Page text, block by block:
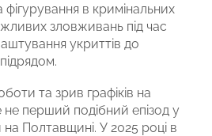
в кримінальних
зловживань під час
укриттів до
та зрив графіків на
не перший подібний епізод у
на Полтавщині. У 2025 році в